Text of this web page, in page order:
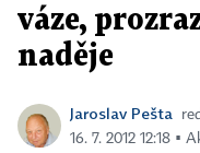
váze,
naděje
Jaroslav Pešta
16. 7. 2012 12:18 ▪